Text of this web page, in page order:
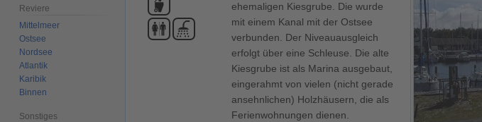
ehemaligen Kiesgrube. Die wurde
mit einem Kanal mit der Ostsee
verbunden. Der Niveauausgleich
erfolgt über eine Schleuse. Die alte
Kiesgrube ist als Marina ausgebaut,
eingerahmt von vielen (nicht gerade
ansehnlichen) Holzhäusern, die als
Ferienwohnungen dienen.
Reviere
Mittelmeer
Ostsee
Nordsee
Atlantik
Karibik
Binnen
Sonstiges